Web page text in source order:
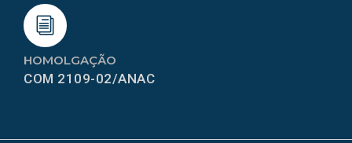
HOMOLGAÇÃO
COM 2109-02/ANAC